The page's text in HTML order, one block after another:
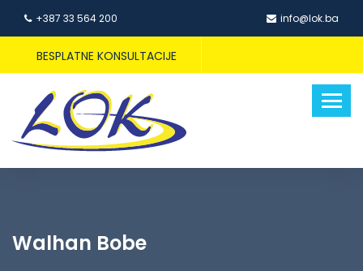
+387 33 564 200 info@lok.ba
BESPLATNE KONSULTACIJE
Walhan Bobe